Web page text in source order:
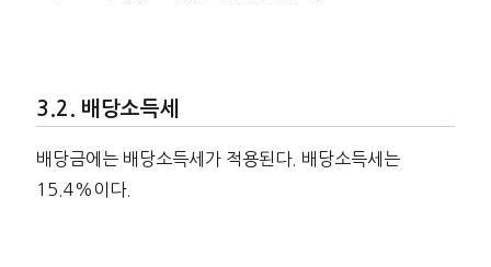
배당소득세
배당금에는 배당소득세가 적용된다. 배당소득세는
15.4%이다.